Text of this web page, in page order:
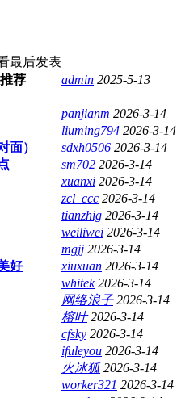
最后发表
admin 2025-5-13
panjianm 2026-3-14
liuming794 2026-3-14
面） sdxh0506 2026-3-14
sm702 2026-3-14
xuanxi 2026-3-14
zcl_ccc 2026-3-14
tianzhig 2026-3-14
weiliwei 2026-3-14
mgjj 2026-3-14
好 xiuxuan 2026-3-14
whitek 2026-3-14
网络浪子 2026-3-14
榕叶 2026-3-14
cfsky 2026-3-14
ifuleyou 2026-3-14
火冰狐 2026-3-14
worker321 2026-3-14